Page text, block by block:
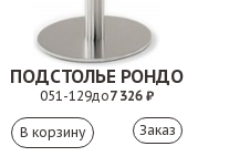
ПОДСТОЛЬЕ РОНДО
051-129до7 326 ₽
Заказ